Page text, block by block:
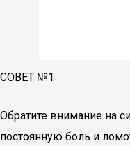
СОВЕТ №1
Обратите внимание на
постоянную боль и